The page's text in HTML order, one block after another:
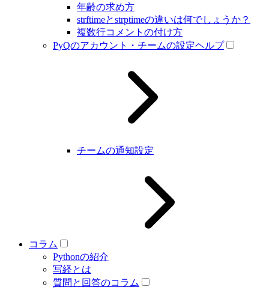
年齢の求め方
strftimeとstrptimeの違いは何でしょうか？
複数行コメントの付け方
PyQのアカウント・チームの設定ヘルプ
チームの通知設定
コラム
Pythonの紹介
写経とは
質問と回答のコラム